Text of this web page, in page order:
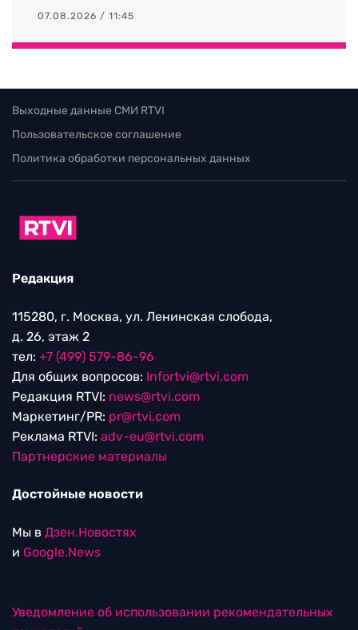
07.08.2026 / 11:45
Выходные данные СМИ RTVI
Пользовательское соглашение
Политика обработки персональных данных
Редакция
115280, г. Москва, ул. Ленинская слобода,
д. 26, этаж 2
тел: +7 (499) 579-86-96
Для общих вопросов: Infortvi@rtvi.com
Редакция RTVI: news@rtvi.com
Маркетинг/PR: pr@rtvi.com
Реклама RTVI: adv-eu@rtvi.com
Партнерские материалы
Достойные новости
Мы в Дзен.Новостях
и Google.News
Уведомление об использовании рекомендательных